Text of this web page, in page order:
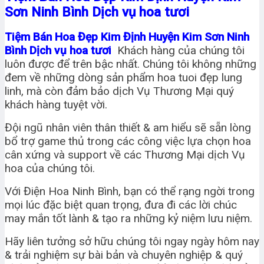
Sơn Ninh Bình Dịch vụ hoa tươi
Tiệm Bán Hoa Đẹp Kim Định Huyện Kim Sơn Ninh
Bình Dịch vụ hoa tươi Khách hàng của chúng tôi
luôn được để trên bậc nhất. Chúng tôi không những
đem về những dòng sản phẩm hoa tuoi đẹp lung
linh, mà còn đảm bảo dịch Vụ Thương Mại quý
khách hàng tuyệt vời.
Đội ngũ nhân viên thân thiết & am hiểu sẽ sẵn lòng
bổ trợ game thủ trong các công việc lựa chọn hoa
cân xứng và support về các Thương Mại dịch Vụ
hoa của chúng tôi.
Với Điện Hoa Ninh Bình, bạn có thể rạng ngời trong
mọi lúc đặc biệt quan trọng, đưa đi các lời chúc
may mắn tốt lành & tạo ra những kỷ niệm lưu niệm.
Hãy liên tưởng sở hữu chúng tôi ngay ngày hôm nay
& trải nghiệm sự bài bản và chuyên nghiệp & quý